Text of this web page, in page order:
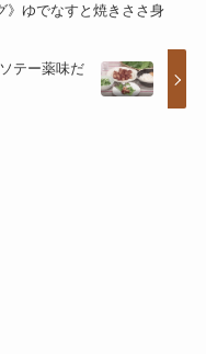
》ゆでなすと焼きささ身
テー薬味だ